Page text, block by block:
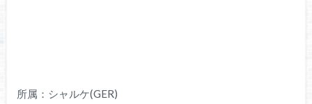
所属：シャルケ(GER)